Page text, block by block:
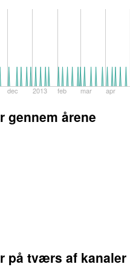
dec 2013 feb mar apr
gennem årene
på tværs af kanaler